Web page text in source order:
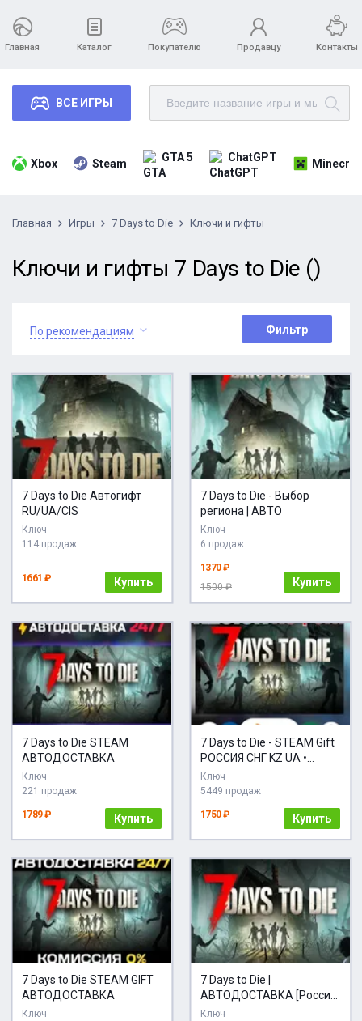
Главная Каталог Покупателю Продавцу Контакты
ВСЕ ИГРЫ
Xbox Steam GTA 5 ChatGPT
Главная Игры 7 Days to Die Ключи и гифты
Ключи и гифты 7 Days to Die ()
По рекомендациям Фильтр
7 Days to Die Автогифт
RU/UA/CIS
Ключ
114 продаж
1661 ₽ Купить
7 Days to Die - Выбор
региона | АВТО
Ключ
6 продаж
1370 ₽
1500 ₽
Купить
7 Days to Die STEAM
АВТОДОСТАВКА
Ключ
221 продаж
1789 ₽ Купить
7 Days to Die - STEAM Gift
РОССИЯ СНГ KZ UA •
Моментальная доставка
24\7
Ключ
5449 продаж
1750 ₽ Купить
7 Days to Die STEAM GIFT
АВТОДОСТАВКА
Ключ
7 Days to Die |
АВТОДОСТАВКА [Россия
Steam Gift]
Ключ